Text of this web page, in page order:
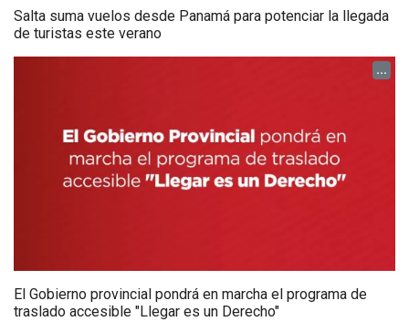
Salta suma vuelos desde Panamá para potenciar la llegada
de turistas este verano
...
El Gobierno provincial pondrá en marcha el programa de
traslado accesible "Llegar es un Derecho"